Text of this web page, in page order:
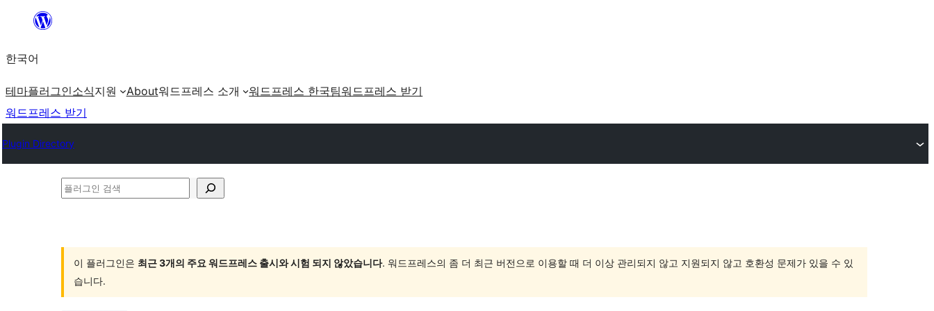
츠
로
로
가
기
한국어
테마플러그인소식지원 About워드프레스 소개 워드프레스 한국팀워드프레스 받기
워드프레스 받기
Plugin Directory
플
인
이 플러그인은 최근 3개의 주요 워드프레스 출시와 시험 되지 않았습니다. 워드프레스의 좀 더 최근 버전으로 이용할 때 더 이상 관리되지 않고 지원되지 않고 호환성 문제가 있을 수 있
습니다.